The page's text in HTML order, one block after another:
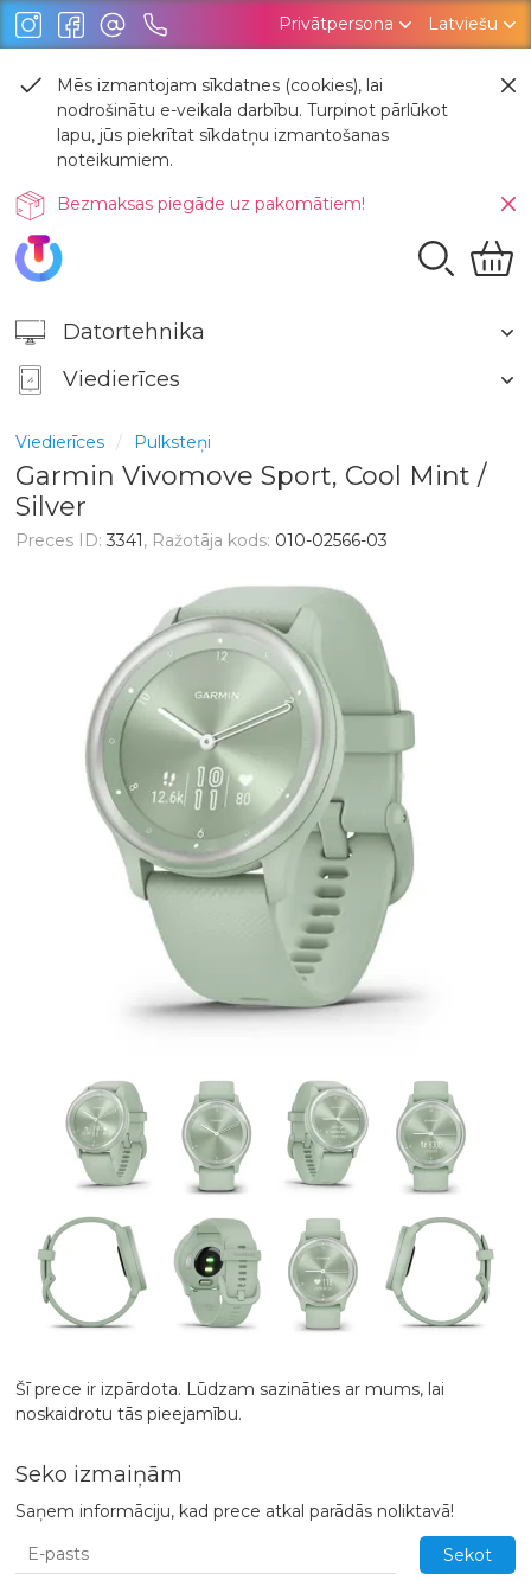
Privātpersona Latviešu
Mēs izmantojam sīkdatnes (cookies), lai
nodrošinātu e-veikala darbību. Turpinot pārlūkot
lapu, jūs piekrītat sīkdatņu izmantošanas
noteikumiem.
Bezmaksas piegāde uz pakomātiem!
Datortehnika
Viedierīces
Viedierīces Pulksteņi
Garmin Vivomove Sport, Cool Mint /
Silver
Preces ID:3341, Ražotāja kods: 010-02566-03
Šī prece ir izpārdota. Lūdzam sazināties ar mums, lai
noskaidrotu tās pieejamību.
Seko izmaiņām
Saņem informāciju, kad prece atkal parādās noliktavā!